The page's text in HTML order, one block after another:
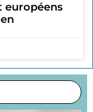
européens